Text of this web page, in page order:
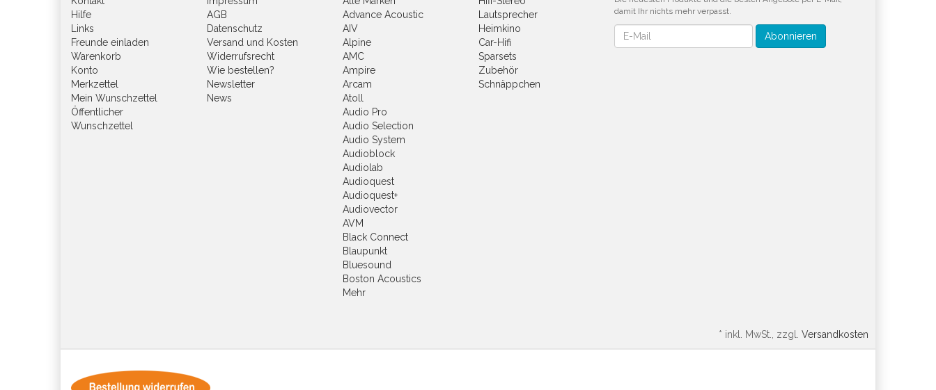
Hilfe
Links
Freunde einladen
Warenkorb
Konto
Merkzettel
Mein Wunschzettel
Öffentlicher
Wunschzettel
AGB
Datenschutz
Versand und Kosten
Widerrufsrecht
Wie bestellen?
Newsletter
News
Advance Acoustic
AIV
Alpine
AMC
Ampire
Arcam
Atoll
Audio Pro
Audio Selection
Audio System
Audioblock
Audiolab
Audioquest
Audioquest+
Audiovector
AVM
Black Connect
Blaupunkt
Bluesound
Boston Acoustics
Mehr
Lautsprecher
Heimkino
Car-Hifi
Sparsets
Zubehör
Schnäppchen
damit Ihr nichts mehr verpasst.
Newsletter Abonnieren
* inkl. MwSt., zzgl. Versandkosten